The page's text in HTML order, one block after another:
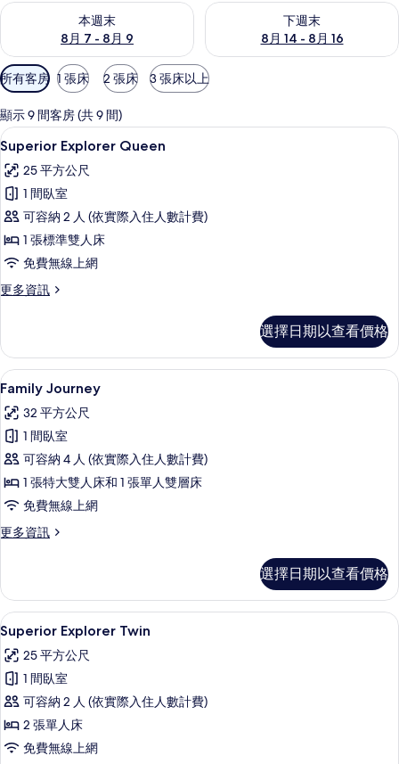
本週末
8月 7 - 8月 9
查看本週末 (8月 7 - 8月 9) 的供應情況
下週末
8月 14 - 8月 16
查看下週末 (8月 14 - 8月 16)
可
用
的
客
房
篩
選
條
所有客房 1 張床 2 張床 3 張床以上
顯示 9 間客房 (共 9 間)
顯
示
Superior
Explorer
Queen
的
所
有
Superior Explorer Queen | 客房內保
7
Superior Explorer Queen
25 平方公尺
1 間臥室
可容納 2 人 (依實際入住人數計費)
1 張標準雙人床
免費無線上網
更多資訊
更
Queen
的
詳
選擇日期以查看價格
顯
示
Family
Journey
的
所
有
相
13
Family Journey
32 平方公尺
1 間臥室
可容納 4 人 (依實際入住人數計費)
1 張特大雙人床和 1 張單人雙層床
免費無線上網
更多資訊
更
的
詳
情
選擇日期以查看價格
顯
示
Superior
Explorer
Twin
的
所
Superior Explorer Twin | 客房內保險
6
Superior Explorer Twin
25 平方公尺
1 間臥室
可容納 2 人 (依實際入住人數計費)
2 張單人床
免費無線上網